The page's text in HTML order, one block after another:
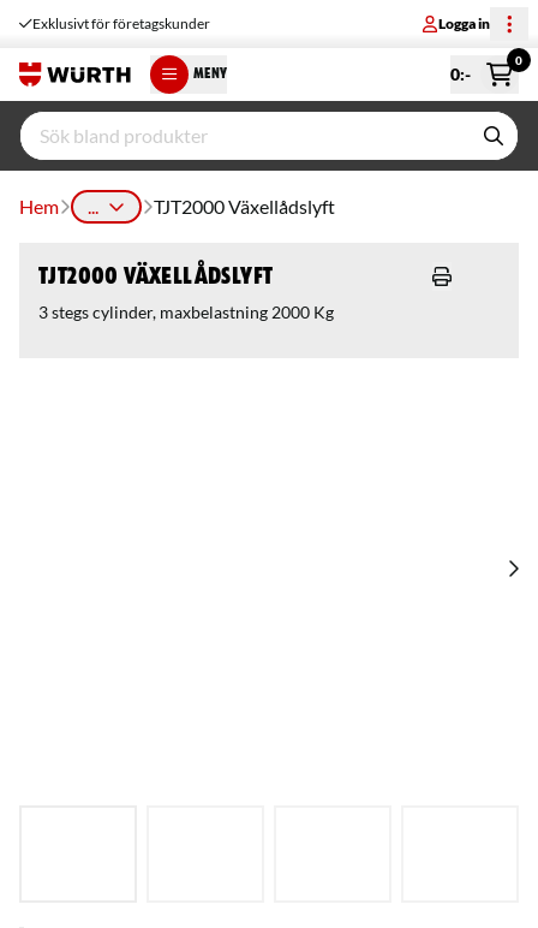
Exklusivt för företagskunder Logga in
MENY 0:-
0
Hem ... TJT2000 Växellådslyft
TJT2000 Växellådslyft
3 stegs cylinder, maxbelastning 2000 Kg